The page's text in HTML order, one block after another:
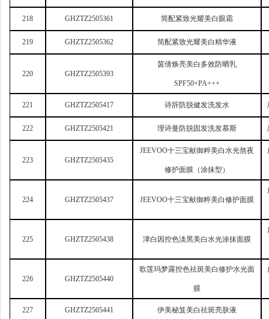
218 GHZTZ2505361 简配紧致光耀美白眼霜
219 GHZTZ2505362 简配紧致光耀美白精华液
220 GHZTZ2505393
茵倩焕亮美白多效防晒乳
SPF50+PA+++
221 GHZTZ2505417 诗辞防脱健发洗发水
222 GHZTZ2505421 理诗曼防脱固发洗发慕斯
223 GHZTZ2505435
JEEVOO十三宝献御粹美白水光熬夜
修护面膜（涂抹型）
224 GHZTZ2505437 JEEVOO十三宝献御粹美白修护面膜
225 GHZTZ2505438 津白因控色淡黑美白水光涂抹面膜
226 GHZTZ2505440
歌莲玛梦露控色祛斑美白修护水光面
膜
227 GHZTZ2505441 伊美秘笈美白祛斑亮肤液